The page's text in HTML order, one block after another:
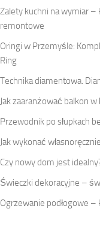
Zalety kuchni na wymiar –
remontowe
Oringi w Przemyśle:
Ring
Technika diamentowa.
Jak zaaranżować balkon w
Przewodnik po słupkach
Jak wykonać
Czy nowy dom jest
Świeczki dekoracyjne –
Ogrzewanie podłogowe